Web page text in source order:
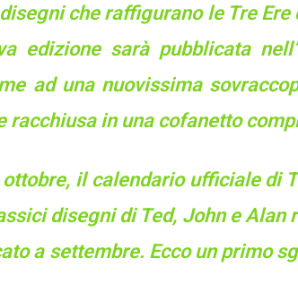
che raffigurano le Tre Ere
edizione sarà pubblicata
ad una nuovissima
racchiusa in una cofanetto
il calendario ufficiale di
disegni di Ted, John e Alan
a settembre. Ecco un primo